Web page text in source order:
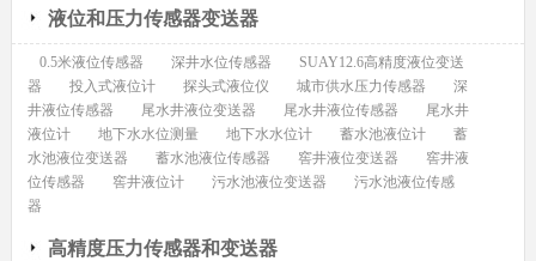
液位和压力传感器变送器
0.5米液位传感器 深井水位传感器
SUAY12.6高精度液位变送
器
投入式液位计 探头式液位仪 城市供水压力传感器
深
井液位传感器
尾水井液位变送器 尾水井液位传感器
尾水井
液位计
地下水水位测量 地下水水位计 蓄水池液位计
蓄
水池液位变送器
蓄水池液位传感器 窖井液位变送器
窖井液
位传感器
窖井液位计 污水池液位变送器
污水池液位传感
器
高精度压力传感器和变送器